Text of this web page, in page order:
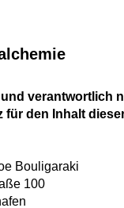
verantwortlich
für den Inhalt
Bouligaraki
100